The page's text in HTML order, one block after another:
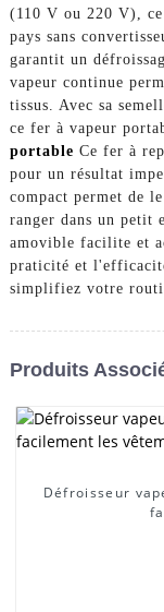
(110 V ou 220 V),
pays sans
garantit un
vapeur continue
tissus. Avec sa
ce fer à vapeur
portable Ce fer à
pour un résultat
compact permet de
ranger dans un petit
amovible facilite et
praticité et
simplifiez votre
Produits
Défroisseur